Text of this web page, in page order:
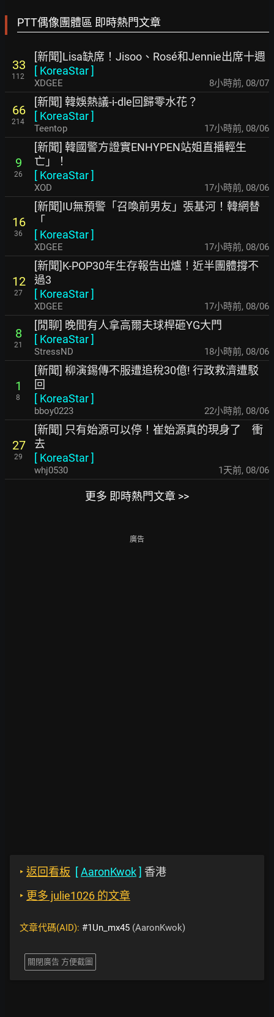
PTT偶像團體區 即時熱門文章
33
112
[新聞]Lisa缺席！Jisoo、Rosé和Jennie出席十週
[ KoreaStar]
XDGEE 8小時前, 08/07
66
214
[新聞] 韓娛熱議-i-dle回歸零水花？
[ KoreaStar]
Teentop 17小時前, 08/06
9
26
[新聞] 韓國警方證實ENHYPEN站姐直播輕生
亡」！
[ KoreaStar]
XOD 17小時前, 08/06
16
36
[新聞]IU無預警「召喚前男友」張基河！韓網替
「
[ KoreaStar]
XDGEE 17小時前, 08/06
12
27
[新聞]K-POP30年生存報告出爐！近半團體撐不
過3
[ KoreaStar]
XDGEE 17小時前, 08/06
8
21
[閒聊] 晚間有人拿高爾夫球桿砸YG大門
[ KoreaStar]
StressND 18小時前, 08/06
1
8
[新聞] 柳演錫傳不服遭追稅30億! 行政救濟遭駁
回
[ KoreaStar]
bboy0223 22小時前, 08/06
27
29
[新聞] 只有始源可以停！崔始源真的現身了 衝
去
[ KoreaStar]
whj0530 1天前, 08/06
更多 即時熱門文章 >>
廣告
‣ 返回看板 [AaronKwok] 香港
‣ 更多 julie1026 的文章
文章代碼(AID): #1Un_mx45 (AaronKwok)
關閉廣告 方便截圖